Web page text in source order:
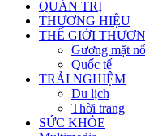
QUẢN TRỊ
THƯƠNG HIỆU
THẾ GIỚI
Gương mặt
Quốc tế
TRẢI NGHIỆM
Du lịch
Thời trang
SỨC KHỎE